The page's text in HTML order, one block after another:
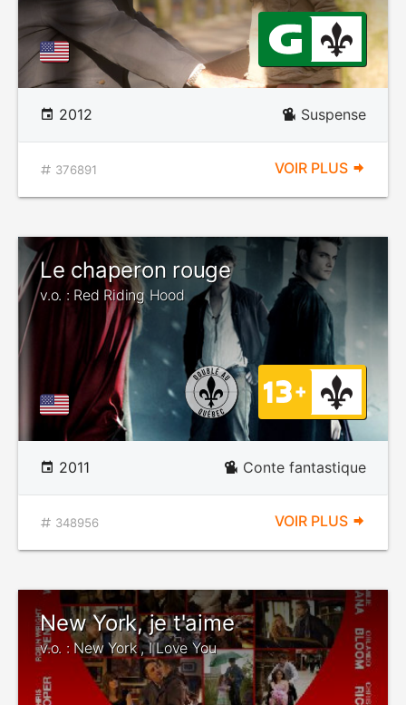
2012 Suspense
376891 VOIR PLUS
Le chaperon rouge
v.o. : Red Riding Hood
2011 Conte fantastique
348956 VOIR PLUS
New York, je t'aime
v.o. : New York , I Love You